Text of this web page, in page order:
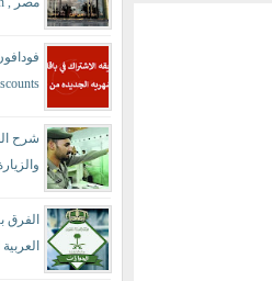
شرح
visit
الفرق